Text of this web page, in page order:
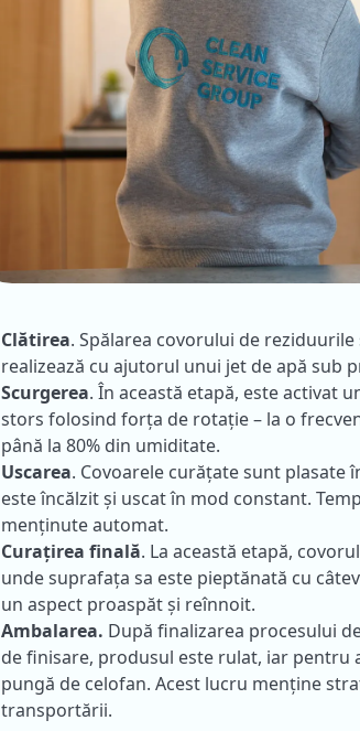
Clătirea. Spălarea covorului de
realizează cu ajutorul unui jet de apă sub
Scurgerea. În această etapă, este activat
stors folosind forța de rotație – la o
până la 80% din umiditate.
Uscarea. Covoarele curățate sunt plasate
este încălzit și uscat în mod constant.
menținute automat.
Curațirea finală. La această etapă,
unde suprafața sa este pieptănată cu
un aspect proaspăt și reînnoit.
Ambalarea. După finalizarea procesului
de finisare, produsul este rulat, iar pentru
pungă de celofan. Acest lucru menține
transportării.